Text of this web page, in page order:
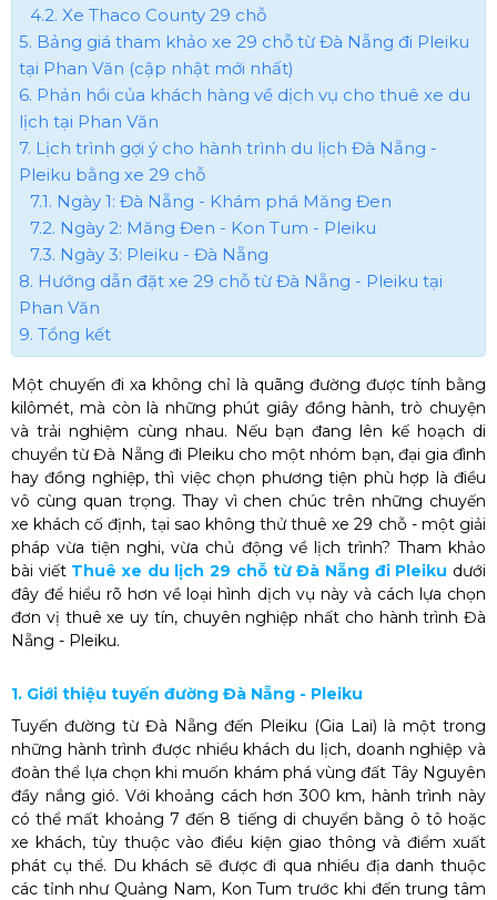
4.2. Xe Thaco County 29 chỗ
5. Bảng giá tham khảo xe 29 chỗ từ Đà Nẵng đi Pleiku
tại Phan Văn (cập nhật mới nhất)
6. Phản hồi của khách hàng về dịch vụ cho thuê xe du
lịch tại Phan Văn
7. Lịch trình gợi ý cho hành trình du lịch Đà Nẵng -
Pleiku bằng xe 29 chỗ
7.1. Ngày 1: Đà Nẵng - Khám phá Măng Đen
7.2. Ngày 2: Măng Đen - Kon Tum - Pleiku
7.3. Ngày 3: Pleiku - Đà Nẵng
8. Hướng dẫn đặt xe 29 chỗ từ Đà Nẵng - Pleiku tại
Phan Văn
9. Tổng kết
Một chuyến đi xa không chỉ là quãng đường được tính bằng
kilômét, mà còn là những phút giây đồng hành, trò chuyện
và trải nghiệm cùng nhau. Nếu bạn đang lên kế hoạch di
chuyển từ Đà Nẵng đi Pleiku cho một nhóm bạn, đại gia đình
hay đồng nghiệp, thì việc chọn phương tiện phù hợp là điều
vô cùng quan trọng. Thay vì chen chúc trên những chuyến
xe khách cố định, tại sao không thử thuê xe 29 chỗ - một giải
pháp vừa tiện nghi, vừa chủ động về lịch trình? Tham khảo
bài viết Thuê xe du lịch 29 chỗ từ Đà Nẵng đi Pleiku dưới
đây để hiểu rõ hơn về loại hình dịch vụ này và cách lựa chọn
đơn vị thuê xe uy tín, chuyên nghiệp nhất cho hành trình Đà
Nẵng - Pleiku.
1. Giới thiệu tuyến đường Đà Nẵng - Pleiku
Tuyến đường từ Đà Nẵng đến Pleiku (Gia Lai) là một trong
những hành trình được nhiều khách du lịch, doanh nghiệp và
đoàn thể lựa chọn khi muốn khám phá vùng đất Tây Nguyên
đầy nắng gió. Với khoảng cách hơn 300 km, hành trình này
có thể mất khoảng 7 đến 8 tiếng di chuyển bằng ô tô hoặc
xe khách, tùy thuộc vào điều kiện giao thông và điểm xuất
phát cụ thể. Du khách sẽ được đi qua nhiều địa danh thuộc
các tỉnh như Quảng Nam, Kon Tum trước khi đến trung tâm